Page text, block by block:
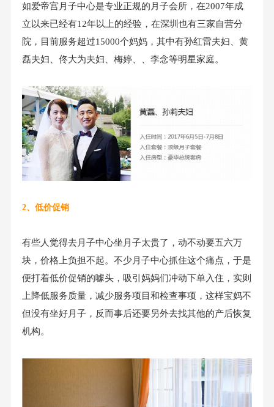
如爱帝宫月子中心是专业正规的月子会所，在2007年成
立以来已经有12年以上的经验，在深圳也有三家自营分
院，目前服务超过15000个妈妈，其中有孙红雷夫妇、黄
磊夫妇、佟大为夫妇、梅婷、、李念等明星家庭。
2、低价促销
有些人觉得去月子中心坐月子太贵了，动不动要五六万
块，价格上负担不起。不少月子中心抓住这个痛点，于是
便打着低价促销的噱头，吸引妈妈们冲动下单入住，实则
上降低服务质量，减少服务项目和检查事项，这样宝妈不
但没有坐好月子，反而事后还要另外去找其他的产后恢复
机构。